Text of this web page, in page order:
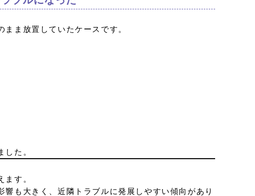
ま放置していたケースです。
した。
ます。
響も大きく、近隣トラブルに発展しやすい傾向があり